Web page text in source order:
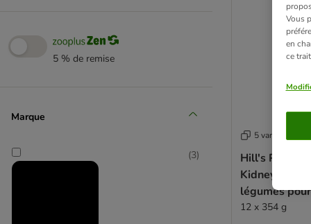
Bozita
Carnilove
5 % de remise
Marque
(3)
5 variantes
Hill's
Kidney Care
légumes
12 x 354 g
Vous
en
ce